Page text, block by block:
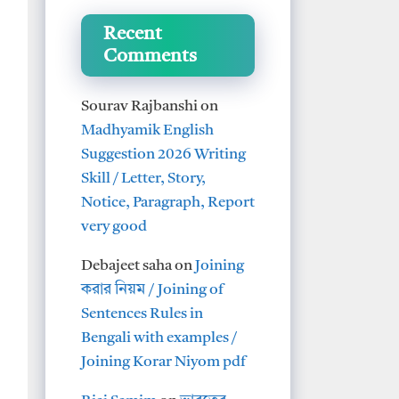
Recent
Comments
Sourav Rajbanshion
Madhyamik English
Suggestion 2026 Writing
Skill / Letter, Story,
Notice, Paragraph, Report
very good
Debajeet sahaonJoining
করার নিয়ম / Joining of
Sentences Rules in
Bengali with examples /
Joining Korar Niyom pdf